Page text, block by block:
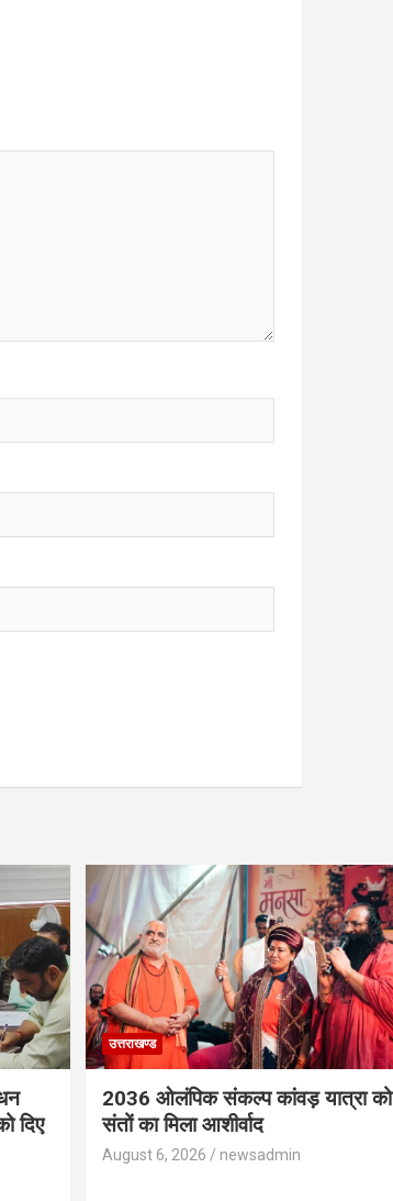
दिए
उत्तराखण्ड
2036 ओलंपिक संकल्प कांवड़ यात्रा को
संतों का मिला आशीर्वाद
August 6, 2026 newsadmin